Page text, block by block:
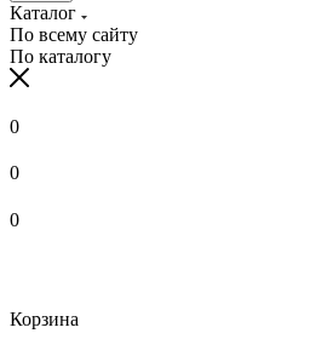
Каталог
По всему сайту
По каталогу
0
0
0
Корзина